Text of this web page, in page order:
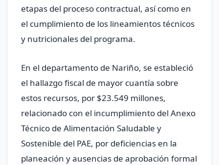
etapas del proceso contractual, así como en
el cumplimiento de los lineamientos técnicos
y nutricionales del programa.
En el departamento de Nariño, se estableció
el hallazgo fiscal de mayor cuantía sobre
estos recursos, por $23.549 millones,
relacionado con el incumplimiento del Anexo
Técnico de Alimentación Saludable y
Sostenible del PAE, por deficiencias en la
planeación y ausencias de aprobación formal